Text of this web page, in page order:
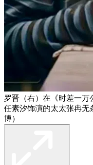
罗晋（右）在《时差一万
任素汐饰演的太太张冉无
博）